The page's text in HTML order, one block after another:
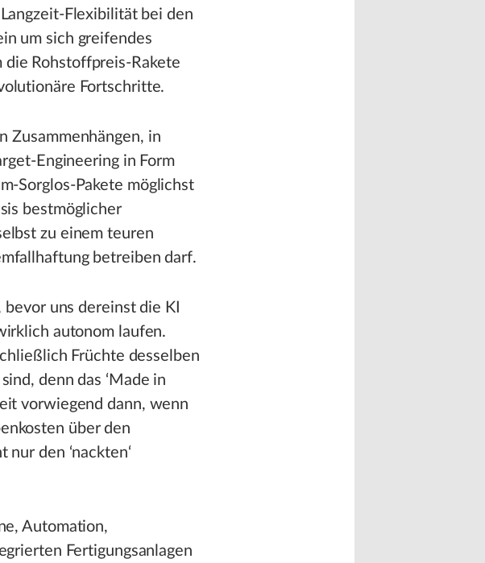
Flexibilität bei den
um sich greifendes
Rohstoffpreis-Rakete
Fortschritte.
Zusammenhängen, in
Engineering in Form
Sorglos-Pakete möglichst
bestmöglicher
zu einem teuren
betreiben darf.
uns dereinst die KI
autonom laufen.
Früchte desselben
denn das ‘Made in
vorwiegend dann, wenn
über den
den ‘nackten‘
Automation,
Fertigungsanlagen